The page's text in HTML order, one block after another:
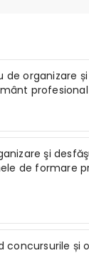
de organizare
şi
de formare
concursurile și